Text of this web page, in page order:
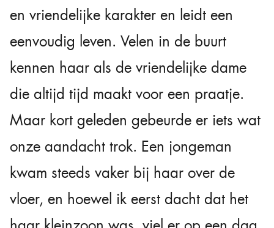
en vriendelijke karakter en leidt een
eenvoudig leven. Velen in de buurt
kennen haar als de vriendelijke dame
die altijd tijd maakt voor een praatje.
Maar kort geleden gebeurde er iets wat
onze aandacht trok. Een jongeman
kwam steeds vaker bij haar over de
vloer, en hoewel ik eerst dacht dat het